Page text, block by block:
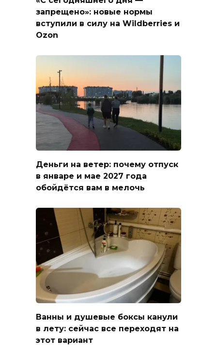
запрещено»: новые нормы
вступили в силу на Wildberries и
Ozon
Деньги на ветер: почему отпуск
в январе и мае 2027 года
обойдётся вам в мелочь
Ванны и душевые боксы канули
в лету: сейчас все переходят на
этот вариант